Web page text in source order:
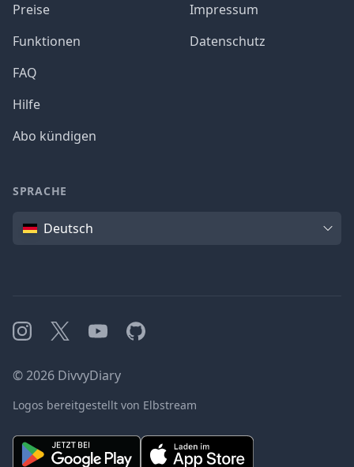
Preise
Funktionen
FAQ
Hilfe
Abo kündigen
Impressum
Datenschutz
SPRACHE
SpracheDeutsch
Instagram
X YouTubeGitHub
©2026 DivvyDiary
Logos bereitgestellt von Elbstream